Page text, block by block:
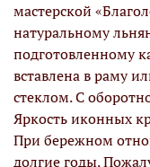
мастерской
натуральному
подготовленному
вставлена в раму
стеклом. С
Яркость иконных
При бережном
долгие годы.